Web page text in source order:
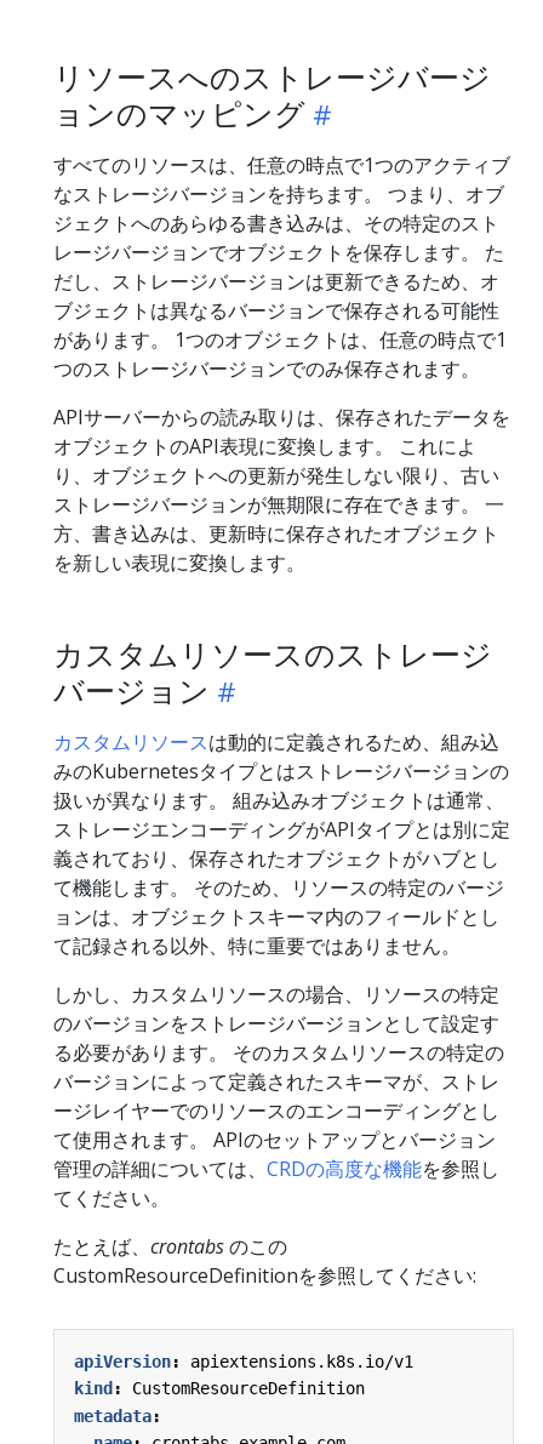
リソースへのストレージバージ
ョンのマッピング
すべてのリソースは、任意の時点で1つのアクティブ
なストレージバージョンを持ちます。 つまり、オブ
ジェクトへのあらゆる書き込みは、その特定のスト
レージバージョンでオブジェクトを保存します。 た
だし、ストレージバージョンは更新できるため、オ
ブジェクトは異なるバージョンで保存される可能性
があります。 1つのオブジェクトは、任意の時点で1
つのストレージバージョンでのみ保存されます。
APIサーバーからの読み取りは、保存されたデータを
オブジェクトのAPI表現に変換します。 これによ
り、オブジェクトへの更新が発生しない限り、古い
ストレージバージョンが無期限に存在できます。 一
方、書き込みは、更新時に保存されたオブジェクト
を新しい表現に変換します。
カスタムリソースのストレージ
バージョン
カスタムリソースは動的に定義されるため、組み込
みのKubernetesタイプとはストレージバージョンの
扱いが異なります。 組み込みオブジェクトは通常、
ストレージエンコーディングがAPIタイプとは別に定
義されており、保存されたオブジェクトがハブとし
て機能します。 そのため、リソースの特定のバージ
ョンは、オブジェクトスキーマ内のフィールドとし
て記録される以外、特に重要ではありません。
しかし、カスタムリソースの場合、リソースの特定
のバージョンをストレージバージョンとして設定す
る必要があります。 そのカスタムリソースの特定の
バージョンによって定義されたスキーマが、ストレ
ージレイヤーでのリソースのエンコーディングとし
て使用されます。 APIのセットアップとバージョン
管理の詳細については、 CRDの高度な機能を参照し
てください。
たとえば、 crontabsのこの
CustomResourceDefinitionを参照してください:
apiVersion:
apiextensions.k8s.io/v1
kind :
CustomResourceDefinition
metadata: